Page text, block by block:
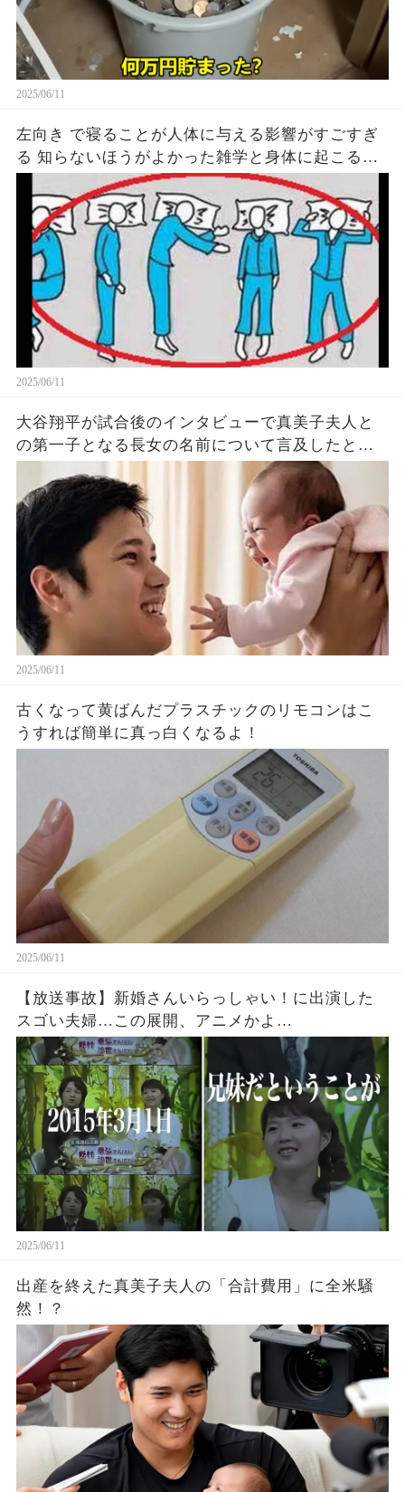
2025/06/11
左向き で寝ることが人体に与える影響がすごすぎ
る 知らないほうがよかった雑学と身体に起こる現
象がヤバい… 驚くべき 大人の 面白いけど知ると後
悔
2025/06/11
大谷翔平が試合後のインタビューで真美子夫人と
の第一子となる長女の名前について言及したと話
題に！山本由伸や佐々木朗希は知ってそう！
2025/06/11
古くなって黄ばんだプラスチックのリモコンはこ
うすれば簡単に真っ白くなるよ！
2025/06/11
【放送事故】新婚さんいらっしゃい！に出演した
スゴい夫婦…この展開、アニメかよ…
2025/06/11
出産を終えた真美子夫人の「合計費用」に全米騒
然！？